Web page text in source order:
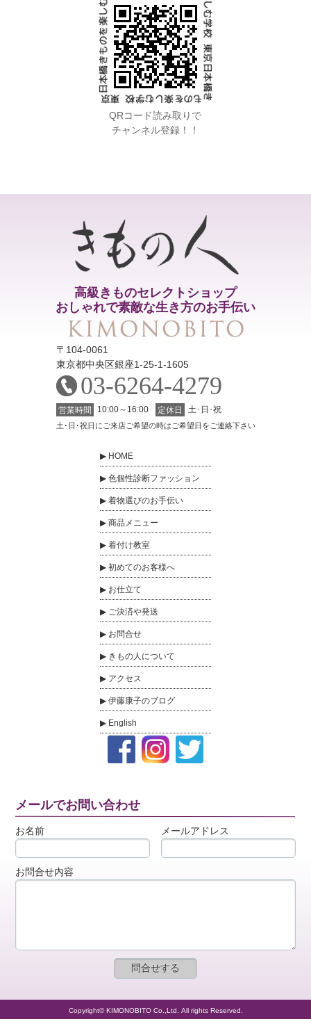
QRコード読み取りで
チャンネル登録！！
高級きものセレクトショップ
おしゃれで素敵な生き方のお手伝い
〒104-0061
東京都中央区銀座1-25-1-1605
03-6264-4279
営業時間 10:00～16:00 定休日 土･日･祝
土･日･祝日にご来店ご希望の時はご希望日をご連絡下さい
HOME
色個性診断ファッション
着物選びのお手伝い
商品メニュー
着付け教室
初めてのお客様へ
お仕立て
ご決済や発送
お問合せ
きもの人について
アクセス
伊藤康子のブログ
English
メールでお問い合わせ
お名前 メールアドレス
お問合せ内容
Copyright© KIMONOBITO Co.,Ltd. All rights Reserved.